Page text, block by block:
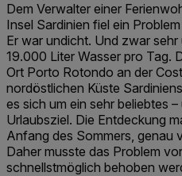
Dem Verwalter einer
Insel Sardinien fiel ein
Er war undicht. Und zwar
19.000 Liter Wasser pro Tag.
Ort Porto Rotondo an der
nordöstlichen Küste
es sich um ein sehr beliebtes
Urlaubsziel. Die Entdeckung
Anfang des Sommers, genau
Daher musste das Problem
schnellstmöglich behoben